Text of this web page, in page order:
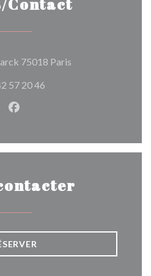
Contact
75018 Paris((ouvre une
57 20 46
Facebook ((ouvre une